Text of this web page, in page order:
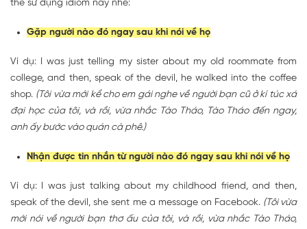
thể sử dụng idiom này nhé:
Gặp người nào đó ngay sau khi nói về họ
Ví dụ: I was just telling my sister about my old roommate from
college, and then, speak of the devil , he walked into the coffee
shop. (Tôi vừa mới kể cho em gái nghe về người bạn cũ ở kí túc xá
đại học của tôi, và rồi, vừa nhắc Tào Tháo, Tào Tháo đến ngay,
anh ấy bước vào quán cà phê.)
Nhận được tin nhắn từ người nào đó ngay sau khi nói về họ
Ví dụ: I was just talking about my childhood friend, and then,
speak of the devil , she sent me a message on Facebook. (Tôi vừa
mới nói về người bạn thơ ấu của tôi, và rồi, vừa nhắc Tào Tháo,